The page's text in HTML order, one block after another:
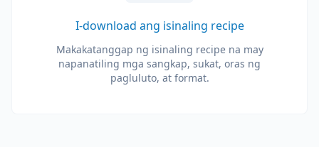
I-download ang isinaling recipe
Makakatanggap ng isinaling recipe na may
napanatiling mga sangkap, sukat, oras ng
pagluluto, at format.